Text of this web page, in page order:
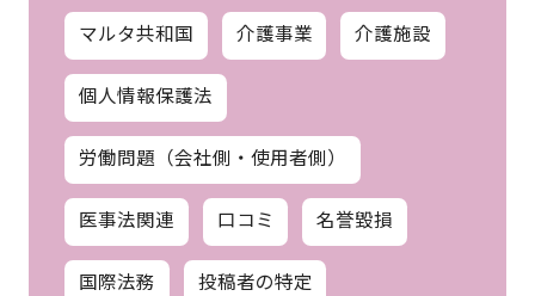
マルタ共和国 介護事業 介護施設
個人情報保護法
労働問題（会社側・使用者側）
医事法関連 口コミ 名誉毀損
国際法務 投稿者の特定